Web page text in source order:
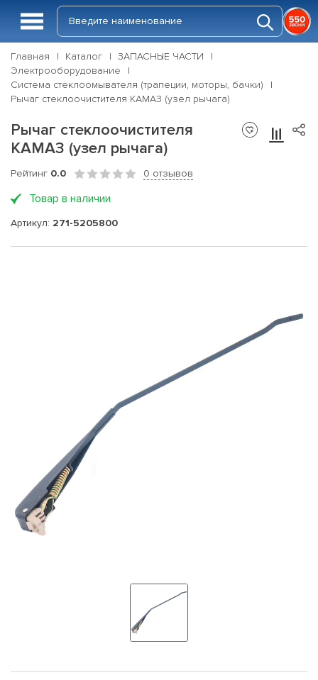
Главная Каталог
ЗАПАСНЫЕ ЧАСТИ
Электрооборудование
Система стеклоомывателя (трапеции, моторы, бачки)
Рычаг стеклоочистителя КАМАЗ (узел рычага)
Рычаг стеклоочистителя
КАМАЗ (узел рычага)
Рейтинг 0.0 0 отзывов
Товар в наличии
Артикул: 271-5205800